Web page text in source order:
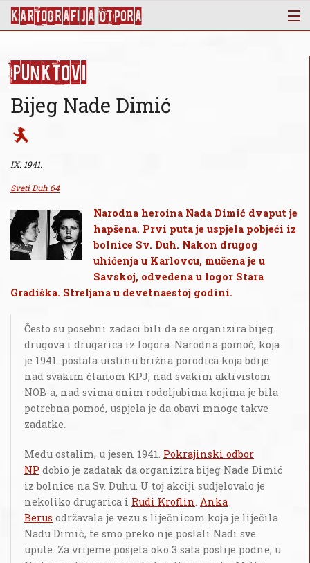
KArtoGrAFIJA OTPorA
Punktovi
Slojevi
Novosti
Publikacije
O nama
Punktovi
Bijeg Nade Dimić
IX. 1941.
Sveti Duh 64
Narodna heroina Nada Dimić dvaput je
hapšena. Prvi puta je uspjela pobjeći iz
bolnice Sv. Duh. Nakon drugog
uhićenja u Karlovcu, mučena je u
Savskoj, odvedena u logor Stara
Gradiška. Streljana u devetnaestoj godini.
Često su posebni zadaci bili da se organizira bijeg
drugova i drugarica iz logora. Narodna pomoć, koja
je 1941. postala uistinu brižna porodica koja bdije
nad svakim članom KPJ, nad svakim aktivistom
NOB-a, nad svima onim rodoljubima kojima je bila
potrebna pomoć, uspjela je da obavi mnoge takve
zadatke.
Među ostalim, u jesen 1941. Pokrajinski odbor
NP dobio je zadatak da organizira bijeg Nade Dimić
iz bolnice na Sv. Duhu. U toj akciji sudjelovalo je
nekoliko drugarica i Rudi Kroflin. Anka
Berus održavala je vezu s liječnicom koja je liječila
Nadu Dimić, te smo preko nje poslali Nadi sve
upute. Za vrijeme posjeta oko 3 sata poslije podne, u